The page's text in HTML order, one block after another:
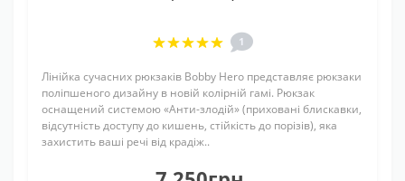
1
Лінійка сучасних рюкзаків Bobby Hero представляє рюкзаки
поліпшеного дизайну в новій колірній гамі. Рюкзак
оснащений системою «Анти-злодій» (приховані блискавки,
відсутність доступу до кишень, стійкість до порізів), яка
захистить ваші речі від крадіж..